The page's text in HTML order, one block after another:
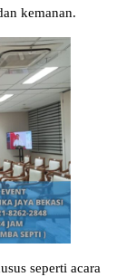
kemanan.
seperti acara